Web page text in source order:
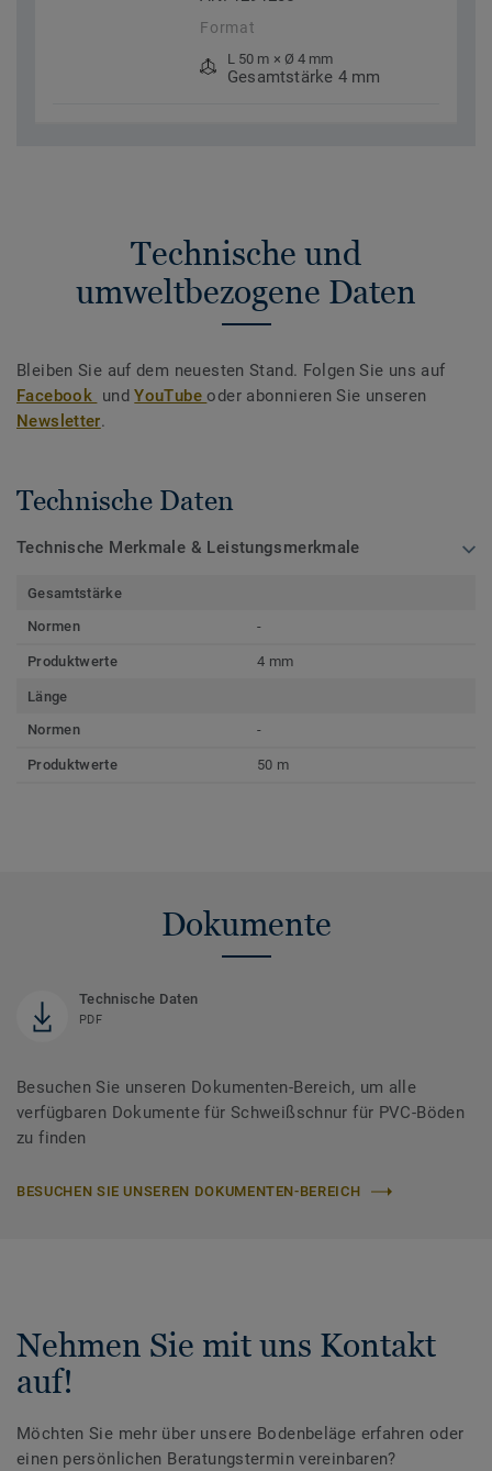
Format
L 50 m × Ø 4 mm
Gesamtstärke 4 mm
Technische und
umweltbezogene Daten
Bleiben Sie auf dem neuesten Stand. Folgen Sie uns auf
Facebook undYouTubeoder abonnieren Sie unseren
Newsletter.
Technische Daten
Technische Merkmale & Leistungsmerkmale
Gesamtstärke
Normen
-
Produktwerte 4 mm
Länge
Normen
-
Produktwerte 50 m
Dokumente
Technische Daten
PDF
Besuchen Sie unseren Dokumenten-Bereich, um alle
verfügbaren Dokumente für Schweißschnur für PVC-Böden
zu finden
BESUCHEN SIE UNSEREN DOKUMENTEN-BEREICH
Nehmen Sie mit uns Kontakt
auf!
Möchten Sie mehr über unsere Bodenbeläge erfahren oder
einen persönlichen Beratungstermin vereinbaren?